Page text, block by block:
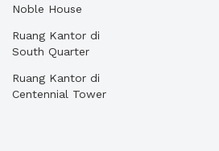
Noble House
Ruang Kantor di
South Quarter
Ruang Kantor di
Centennial Tower